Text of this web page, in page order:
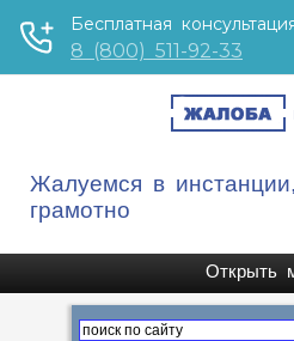
Жалуемся в
грамотно